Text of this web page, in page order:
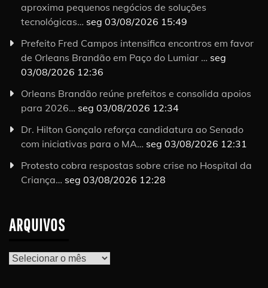
aproxima pequenos negócios de soluções
tecnológicas… seg 03/08/2026 15:49
Prefeito Fred Campos intensifica encontros em favor
de Orleans Brandão em Paço do Lumiar … seg
03/08/2026 12:36
Orleans Brandão reúne prefeitos e consolida apoios
para 2026… seg 03/08/2026 12:34
Dr. Hilton Gonçalo reforça candidatura ao Senado
com iniciativas para o MA… seg 03/08/2026 12:31
Protesto cobra respostas sobre crise no Hospital da
Criança… seg 03/08/2026 12:28
ARQUIVOS
Arquivos